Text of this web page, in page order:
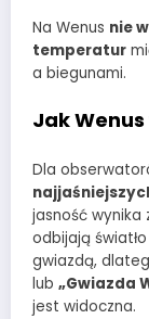
Na Wenus nie
temperatur
a biegunami.
Jak
Dla
jasność wynika
odbijają
gwiazdą,
lub „Gwiazda
jest widoczna.